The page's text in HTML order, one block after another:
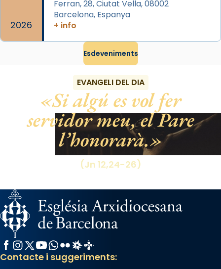
«Si vols saber què és calor, ves per les
Santes a Mataró»🥵.
Photo
Share
2026
Ferran, 28, Ciutat Vella, 08002
Barcelona, Espanya
+ info
Esdeveniments
EVANGELI DEL DIA
Si algú es vol fer
servidor meu, el Pare
l’honorarà.
(Jn 12,24-26)
Facebook
Instagram
X / Twitter
YouTube
WhatsApp
FlickrRadio Estel
Catalunya Cristiana
Contacte i suggeriments: